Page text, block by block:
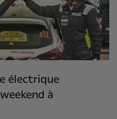
électrique
à